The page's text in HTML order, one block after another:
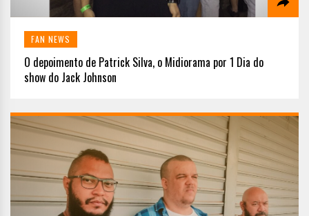
FAN NEWS
O depoimento de Patrick Silva, o Midiorama por 1 Dia do
show do Jack Johnson